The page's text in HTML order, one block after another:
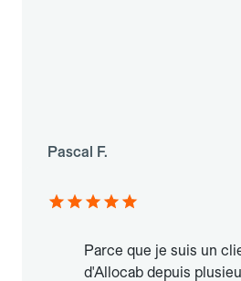
Pascal F.
Parce que je suis un
d'Allocab depuis